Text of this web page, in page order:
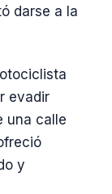
darse a la
evadir
una calle
y